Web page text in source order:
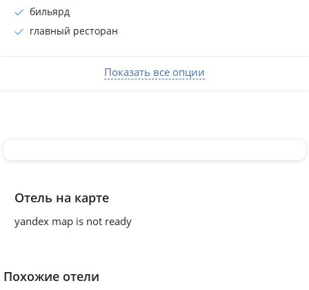
бильярд
главный ресторан
Показать все опции
Отель на карте
yandex map is not ready
Похожие отели